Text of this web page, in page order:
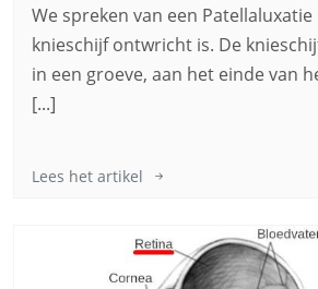
We spreken van een
knieschijf ontwricht is. De
in een groeve, aan het einde van
[...]
Lees het artikel